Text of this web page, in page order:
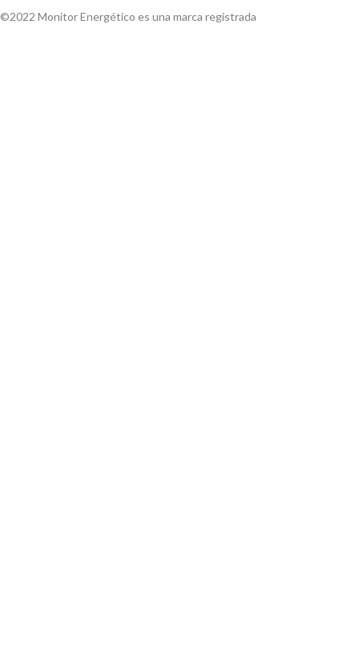
©2022 Monitor Energético es una marca registrada